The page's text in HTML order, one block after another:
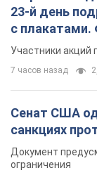
23-й день
с плакатами.
Участники
7 часов назад
Сенат США
санкциях
Документ
ограничения